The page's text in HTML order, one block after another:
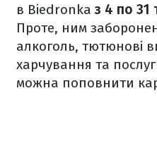
в Biedronkaз 4 по 31
Проте, ним
алкоголь, тютюнові
харчування та
можна поповнити